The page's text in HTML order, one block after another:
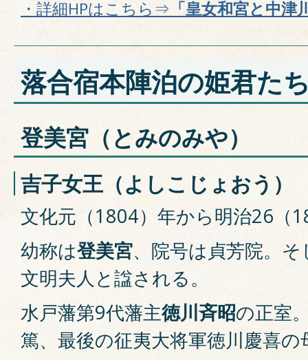
・詳細HPはこちら⇒ 「皇女和宮と中津
落合宿本陣泊の姫君た
登美宮（とみのみや）
吉子女王（よしこじょおう）
文化元（1804）年から明治26（
幼称は登美宮、院号は貞芳院。
文明夫人と諡される。
水戸藩第9代藩主徳川斉昭の正室
篤、最後の征夷大将軍徳川慶喜の